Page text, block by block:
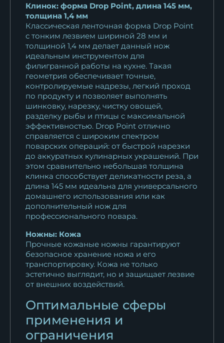
Клинок: форма Drop Point, длина 145 мм,
толщина 1,4 мм
Классическая ленточная форма Drop Point
с тонким лезвием шириной 28 мм и
толщиной 1,4 мм делает данный нож
идеальным инструментом для
филигранной работы на кухне. Такая
геометрия обеспечивает точные,
контролируемые надрезы, легкий проход
по продукту и позволяет выполнять
шинковку, нарезку, чистку овощей,
разделку рыбы и птицы с максимальной
эффективностью. Drop Point отлично
справляется с широким спектром
поварских операций: от быстрой нарезки
до аккуратных кулинарных украшений. При
этом сравнительно небольшая толщина
клинка способствует деликатности реза, а
длина 145 мм идеальна для универсального
домашнего использования или как
дополнительный нож для
профессионального повара.
Ножны: Кожа
Прочные кожаные ножны гарантируют
безопасное хранение ножа и его
транспортировку. Кожа не только
эстетично выглядит, но и защищает лезвие
от внешних воздействий.
Оптимальные сферы
применения и
ограничения